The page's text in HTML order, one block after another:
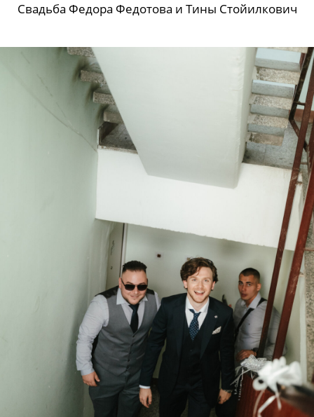
Свадьба Федора Федотова и Тины Стойилкович